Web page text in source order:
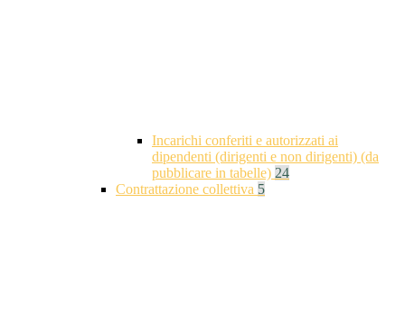
Incarichi conferiti e autorizzati ai
dipendenti (dirigenti e non dirigenti) (da
pubblicare in tabelle) 24
Contrattazione collettiva 5